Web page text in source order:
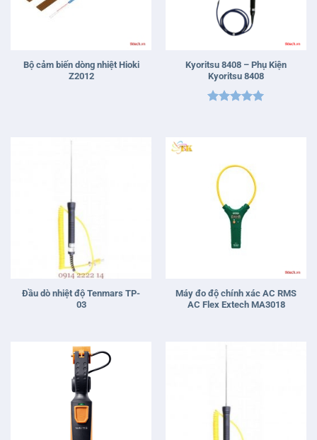
Bộ cảm biến dòng nhiệt Hioki
Z2012
Kyoritsu 8408 – Phụ Kiện
Kyoritsu 8408
Đầu dò nhiệt độ Tenmars TP-
03
Máy đo độ chính xác AC RMS
AC Flex Extech MA3018